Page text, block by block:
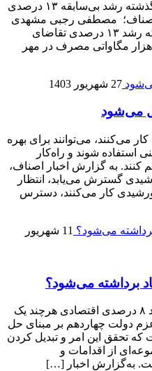
کشور نسبت به مدت مشابه سال گذشته رشد بی‌سابقه ۱۳ درصدی
اصناف؛ مصطفی رجبی مشهدی
مدیرعامل شرکت توانیر با بیان اینکه رشد ۱۳ درصدی تقاضای
مصرف برق و افزایش تقاضای ۱۰ هزار مگاواتی مصرف در مهر
27 شهریور 1403
می‌شود
می‌کنند، می‌توانند برای بهره
استفاده شوند و راه‌کار
کنند. به گزارش اخبار اصناف،
گسترش می‌یابد، انتظار
کار می‌کنند، دسترس
11 شهریور
برداشته می‌شود؟
حل ناترازی انرژی و رسیدن به رشد ۸ درصدی اقتصادی هرچند یک
دولت چهاردهم بر مبنای حل
که تحقق این امر و تبدیل کردن
از اقدامات و
به‌گزارش اخبار […]